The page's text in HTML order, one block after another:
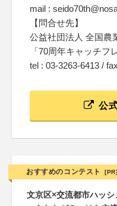
mail :
【問合せ先】
公益社団法人 全国農
「70周年キャッチフ
tel : 03-3263-6413 /
公
おすすめのコンテスト [PR]
文京区×交流都市ハッ